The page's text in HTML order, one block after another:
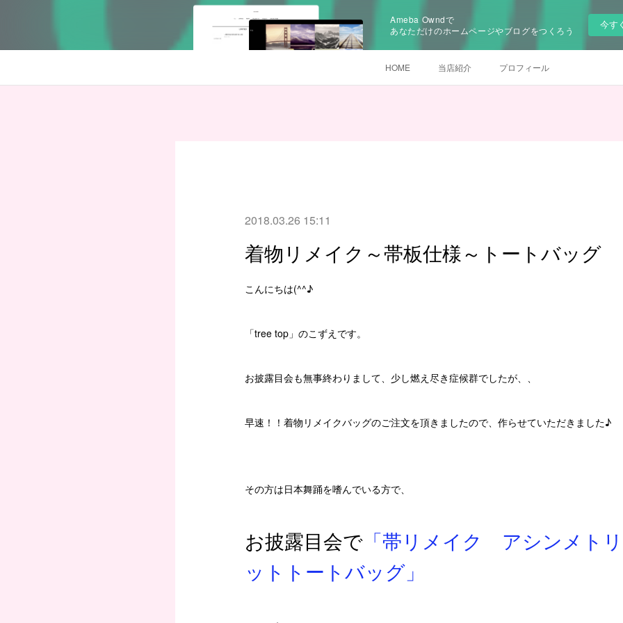
Ameba Owndで
あなただけのホームページやブログをつくろう
今す
HOME 当店紹介 プロフィール
2018.03.26 15:11
着物リメイク～帯板仕様～トートバッグ
こんにちは(^^♪
「tree top」のこずえです。
お披露目会も無事終わりまして、少し燃え尽き症候群でしたが、、
早速！！着物リメイクバッグのご注文を頂きましたので、作らせていただきました♪
その方は日本舞踊を嗜んでいる方で、
お披露目会で 「帯リメイク アシンメト
ットトートバッグ」